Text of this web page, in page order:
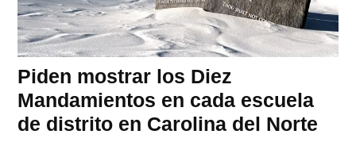
Piden mostrar los Diez
Mandamientos en cada escuela
de distrito en Carolina del Norte